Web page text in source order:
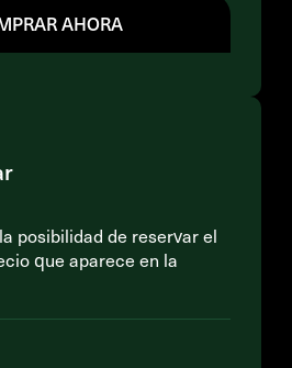
AHORA
posibilidad de reservar el
que aparece en la